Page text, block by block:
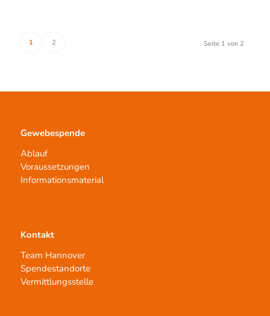
Seite 1 von 2
1 2
Gewebespende
Ablauf
Voraussetzungen
Informationsmaterial
Kontakt
Team Hannover
Spendestandorte
Vermittlungsstelle